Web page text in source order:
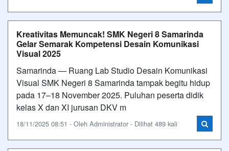
Kreativitas Memuncak! SMK Negeri 8 Samarinda
Gelar Semarak Kompetensi Desain Komunikasi
Visual 2025
Samarinda — Ruang Lab Studio Desain Komunikasi
Visual SMK Negeri 8 Samarinda tampak begitu hidup
pada 17–18 November 2025. Puluhan peserta didik
kelas X dan XI jurusan DKV m
18/11/2025 08:51 - Oleh Administrator - Dilihat 489 kali